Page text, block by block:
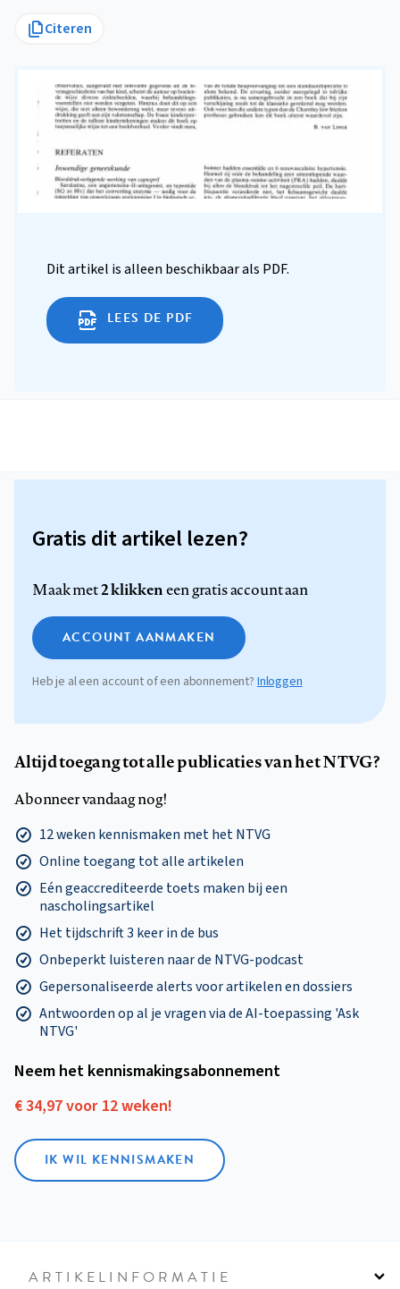
Citeren
Dit artikel is alleen beschikbaar als PDF.
LEES DE PDF
Gratis dit artikel lezen?
Maak met2 klikkeneen gratis account aan
ACCOUNT AANMAKEN
Heb je al een account of een abonnement? Inloggen
Altijd toegang tot alle publicaties van het NTVG?
Abonneer vandaag nog!
12 weken kennismaken met het NTVG
Online toegang tot alle artikelen
Eén geaccrediteerde toets maken bij een
nascholingsartikel
Het tijdschrift 3 keer in de bus
Onbeperkt luisteren naar de NTVG-podcast
Gepersonaliseerde alerts voor artikelen en dossiers
Antwoorden op al je vragen via de AI-toepassing 'Ask
NTVG'
Neem het kennismakings­abonnement
€ 34,97 voor 12 weken!
IK WIL KENNISMAKEN
ARTIKELINFORMATIE